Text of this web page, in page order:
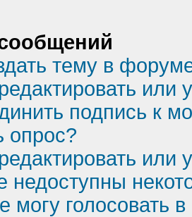
тему в
или
подпись к
опрос?
или
недоступны
могу голосовать